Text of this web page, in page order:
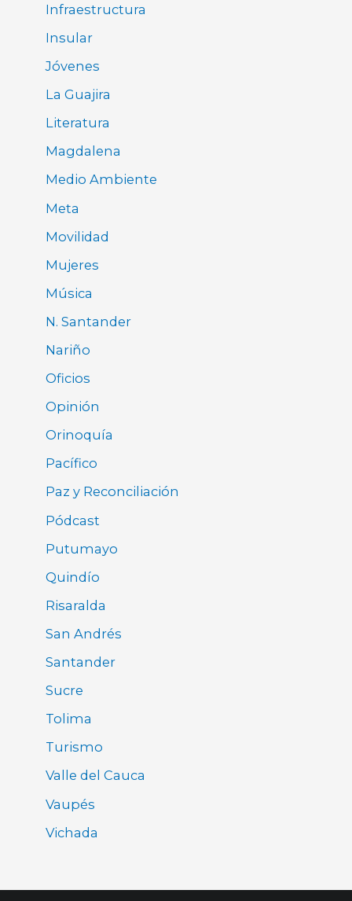
Infraestructura
Insular
Jóvenes
La Guajira
Literatura
Magdalena
Medio Ambiente
Meta
Movilidad
Mujeres
Música
N. Santander
Nariño
Oficios
Opinión
Orinoquía
Pacífico
Paz y Reconciliación
Pódcast
Putumayo
Quindío
Risaralda
San Andrés
Santander
Sucre
Tolima
Turismo
Valle del Cauca
Vaupés
Vichada